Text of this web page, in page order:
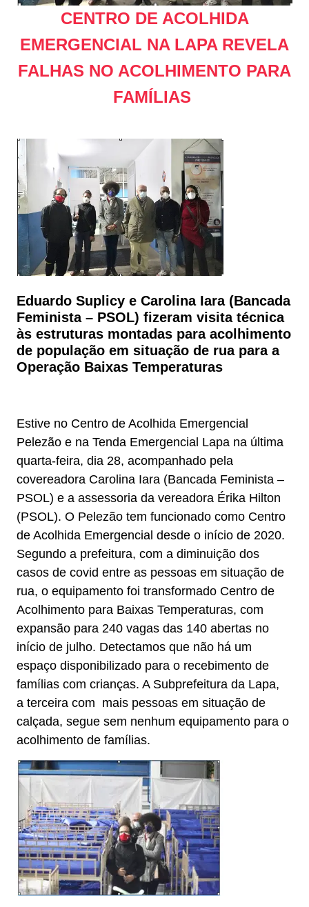
CENTRO DE ACOLHIDA
EMERGENCIAL NA LAPA REVELA
FALHAS NO ACOLHIMENTO PARA
FAMÍLIAS
Eduardo Suplicy e Carolina Iara (Bancada
Feminista – PSOL) fizeram visita técnica
às estruturas montadas para acolhimento
de população em situação de rua para a
Operação Baixas Temperaturas
Estive no Centro de Acolhida Emergencial
Pelezão e na Tenda Emergencial Lapa na última
quarta-feira, dia 28, acompanhado pela
covereadora Carolina Iara (Bancada Feminista –
PSOL) e a assessoria da vereadora Érika Hilton
(PSOL). O Pelezão tem funcionado como Centro
de Acolhida Emergencial desde o início de 2020.
Segundo a prefeitura, com a diminuição dos
casos de covid entre as pessoas em situação de
rua, o equipamento foi transformado Centro de
Acolhimento para Baixas Temperaturas, com
expansão para 240 vagas das 140 abertas no
início de julho. Detectamos que não há um
espaço disponibilizado para o recebimento de
famílias com crianças. A Subprefeitura da Lapa,
a terceira com mais pessoas em situação de
calçada, segue sem nenhum equipamento para o
acolhimento de famílias.